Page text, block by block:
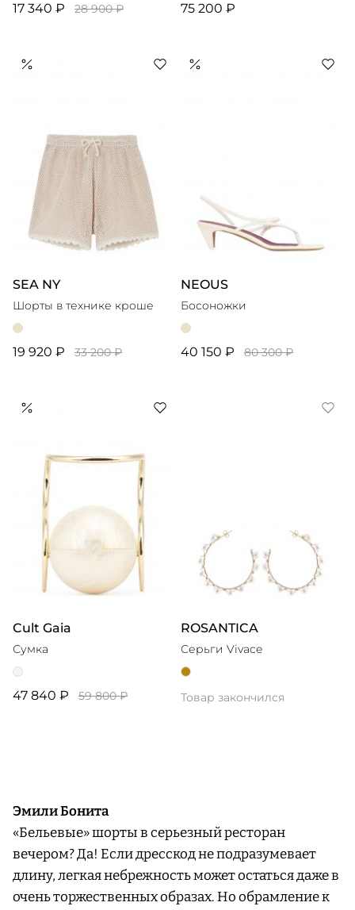
17 340 ₽ 28 900 ₽ 75 200 ₽
SEA NY
Шорты в технике кроше
19 920 ₽ 33 200 ₽
NEOUS
Босоножки
40 150 ₽ 80 300 ₽
Cult Gaia
Сумка
47 840 ₽ 59 800 ₽
ROSANTICA
Серьги Vivace
Товар закончился
Эмили Бонита
«Бельевые» шорты в серьезный ресторан
вечером? Да! Если дресскод не подразумевает
длину, легкая небрежность может остаться даже в
очень торжественных образах. Но обрамление к